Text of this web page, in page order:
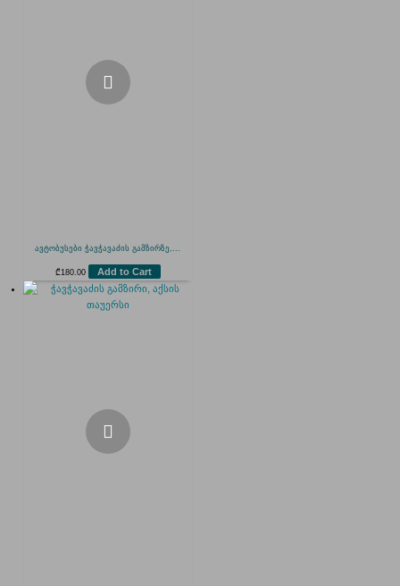
ავტობუსები ჭავჭავაძის გამზირზე,...
₾ 180.00 Add to Cart